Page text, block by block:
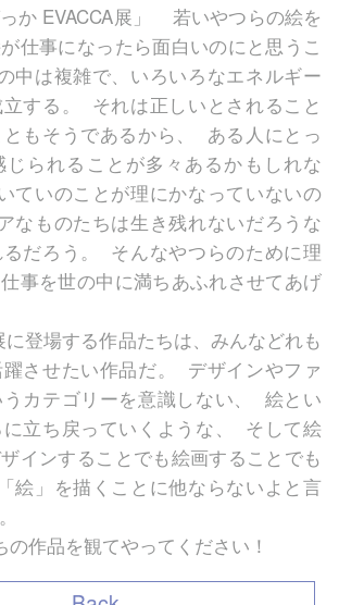
っか EVACCA展」 若いやつらの絵を
仕事になったら面白いのにと思うこ
中は複雑で、いろいろなエネルギー
する。 それは正しいとされること
もそうであるから、 ある人にとっ
られることが多々あるかもしれな
ていのことが理にかなっていないの
なものたちは生き残れないだろうな
だろう。 そんなやつらのために理
事を世の中に満ちあふれさせてあげ
に登場する作品たちは、みんなどれも
させたい作品だ。 デザインやファ
カテゴリーを意識しない、 絵とい
に立ち戻っていくような、 そして絵
インすることでも絵画することでも
絵」を描くことに他ならないよと言
作品を観てやってください！